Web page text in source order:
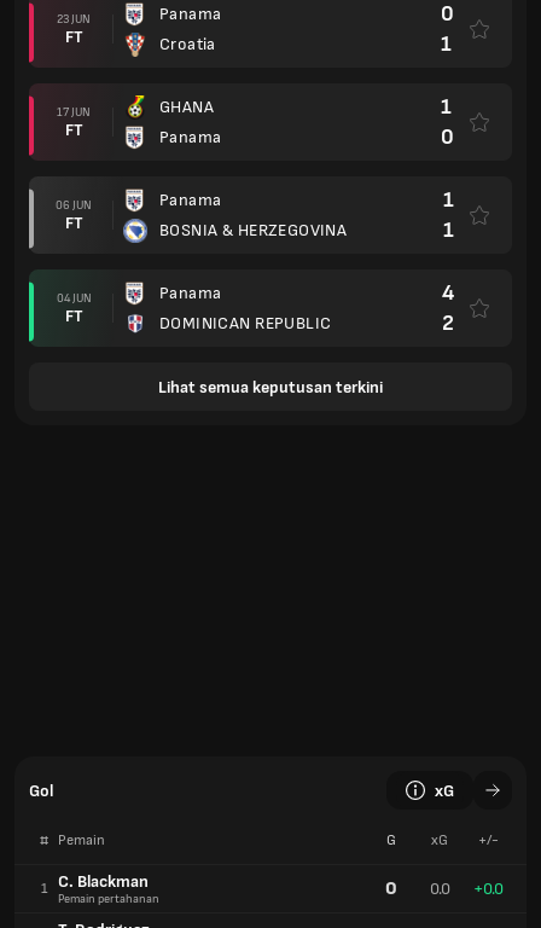
23 JUN
FT
Panama
Croatia
0
1
17 JUN
FT
GHANA
Panama
1
0
06 JUN
FT
Panama
BOSNIA & HERZEGOVINA
1
1
04 JUN
FT
Panama
DOMINICAN REPUBLIC
4
2
Lihat semua keputusan terkini
Gol xG
# Pemain G xG +/-
1 C. Blackman
Pemain pertahanan 0 0.0 +0.0